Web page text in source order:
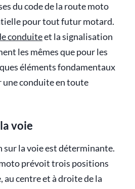
du code de la route moto
pour tout futur motard.
conduiteet la signalisation
les mêmes que pour les
éléments fondamentaux
une conduite en toute
voie
sur la voie est déterminante.
prévoit trois positions
au centre et à droite de la